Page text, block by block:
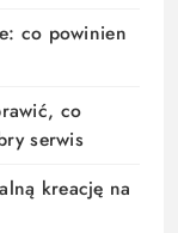
co powinien
co
serwis
kreację na